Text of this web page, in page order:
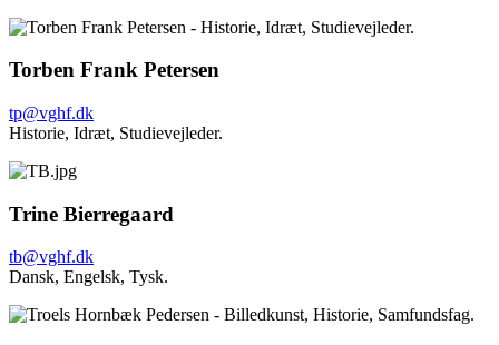
Torben Frank Petersen
tp@vghf.dk
Historie, Idræt, Studievejleder.
Trine Bierregaard
tb@vghf.dk
Dansk, Engelsk, Tysk.